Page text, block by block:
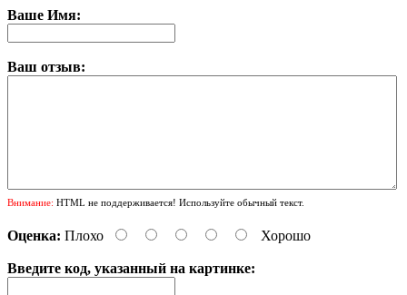
Ваше Имя:
Ваш отзыв:
Внимание: HTML не поддерживается! Используйте обычный текст.
Оценка: Плохо Хорошо
Введите код, указанный на картинке: